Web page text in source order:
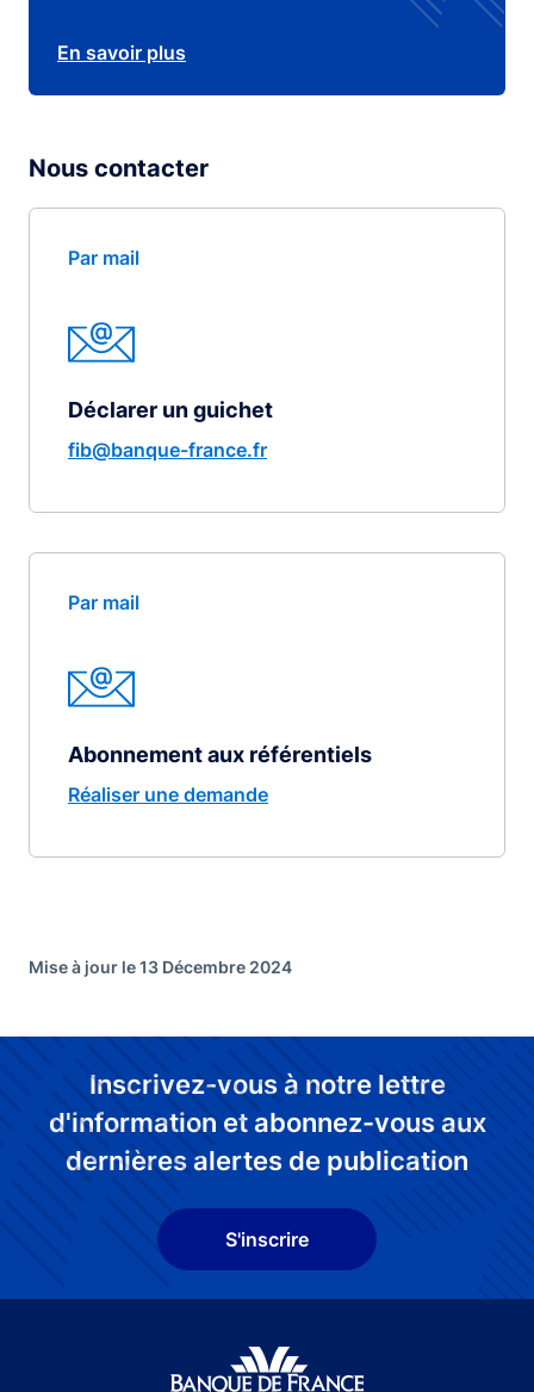
En savoir plus
Nous contacter
Par mail
Déclarer un guichet
fib@banque-france.fr
Par mail
Abonnement aux référentiels
Réaliser une demande
Mise à jour le 13 Décembre 2024
Inscrivez-vous à notre lettre
d'information et abonnez-vous aux
dernières alertes de publication
S'inscrire